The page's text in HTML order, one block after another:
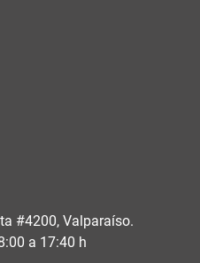
#4200, Valparaíso.
a 17:40 h